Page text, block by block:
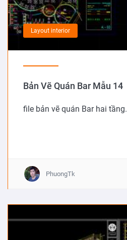
Layout interior
Bản Vẽ Quán Bar Mẫu 14
file bản vẽ quán Bar hai tầng.
PhuongTk